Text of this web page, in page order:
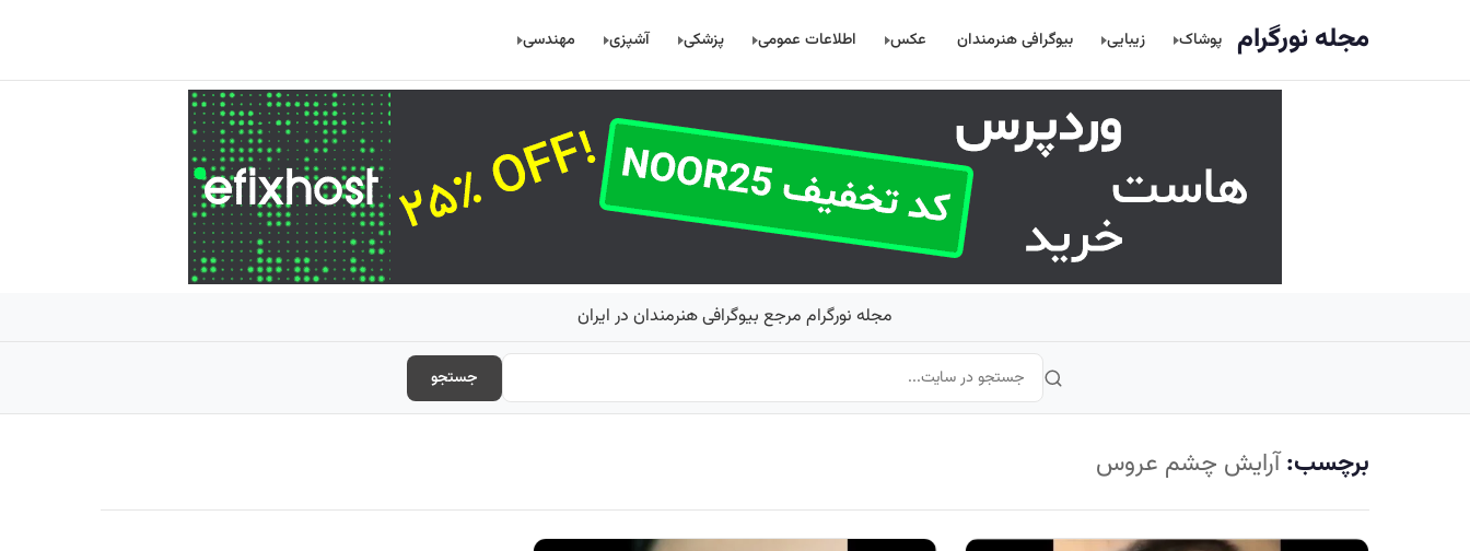
مجله نورگرام پوشاک زیبایی بیوگرافی هنرمندان عکس اطلاعات عمومی پزشکی آشپزی مهندسی
مجله نورگرام مرجع بیوگرافی هنرمندان در ایران
جستجو
برچسب:آرایش چشم عروس